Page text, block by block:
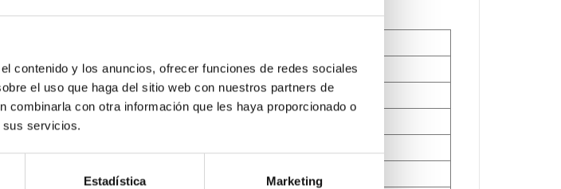
contenido y los anuncios, ofrecer funciones de redes sociales
el uso que haga del sitio web con nuestros partners de
con otra información que les haya proporcionado o
sus servicios.
Estadística Marketing
automatique